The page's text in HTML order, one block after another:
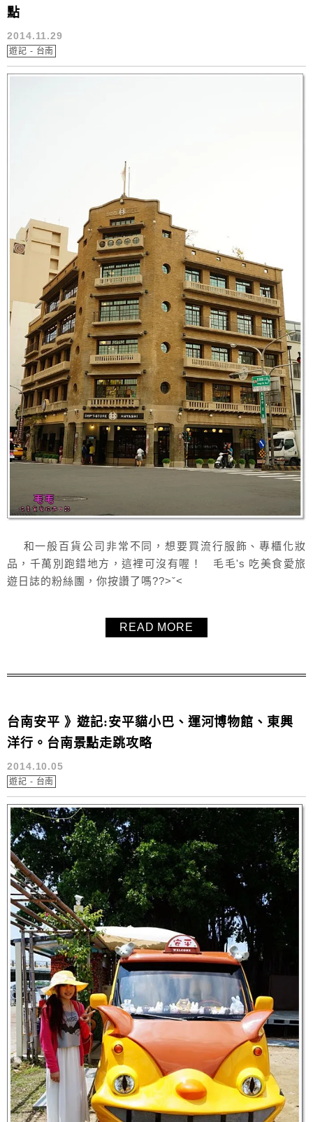
點
2014.11.29
遊記 - 台南
和一般百貨公司非常不同，想要買流行服飾、專櫃化妝
品，千萬別跑錯地方，這裡可沒有喔！ 毛毛's 吃美食愛旅
遊日誌的粉絲團，你按讚了嗎??>ˇ<
READ MORE
台南安平 》遊記:安平貓小巴、運河博物館、東興
洋行。台南景點走跳攻略
2014.10.05
遊記 - 台南